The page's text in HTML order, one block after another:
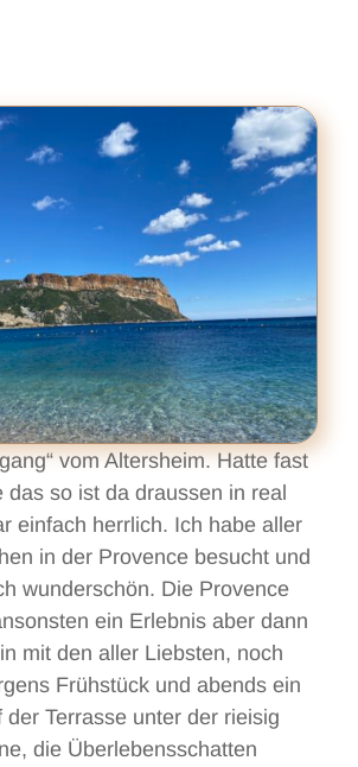
vom Altersheim. Hatte fast
das so ist da draussen in real
einfach herrlich. Ich habe aller
in der Provence besucht und
wunderschön. Die Provence
ein Erlebnis aber dann
mit den aller Liebsten, noch
Frühstück und abends ein
der Terrasse unter der rieisig
die Überlebensschatten